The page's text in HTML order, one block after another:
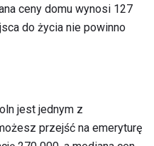
ceny domu wynosi 127
do życia nie powinno
jest jednym z
przejść na emeryturę